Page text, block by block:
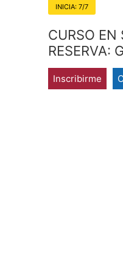
INICIA: 7/7
CURSO EN
RESERVA:
Inscribirme